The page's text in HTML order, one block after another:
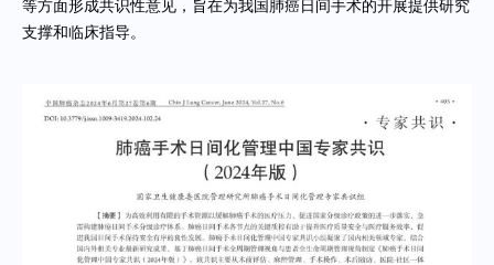
等方面形成共识性意见，旨在为我国肺癌日间手术的开展提供研究
支撑和临床指导。